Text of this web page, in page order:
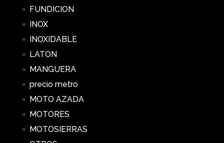
FUNDICION
INOX
INOXIDABLE
LATON
MANGUERA
precio metro
MOTO AZADA
MOTORES
MOTOSIERRAS